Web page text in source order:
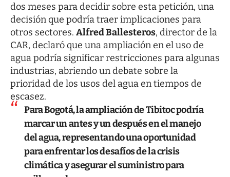
dos meses para decidir sobre esta petición, una
decisión que podría traer implicaciones para
otros sectores. Alfred Ballesteros, director de la
CAR, declaró que una ampliación en el uso de
agua podría significar restricciones para algunas
industrias, abriendo un debate sobre la
prioridad de los usos del agua en tiempos de
escasez.
Para Bogotá, la ampliación de Tibitoc podría
marcar un antes y un después en el manejo
del agua, representando una oportunidad
para enfrentar los desafíos de la crisis
climática y asegurar el suministro para